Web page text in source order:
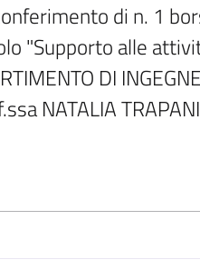
di n. 1
"Supporto alle
DI
NATALIA TRAPANI